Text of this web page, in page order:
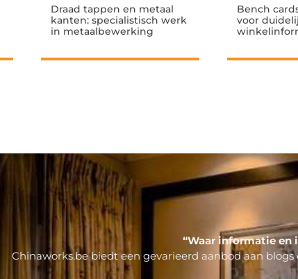
Draad tappen en metaal
kanten: specialistisch werk
in metaalbewerking
Bench
voor
“Waar informatie en
Chinaworks.be biedt een gevarieerd aanbod aan